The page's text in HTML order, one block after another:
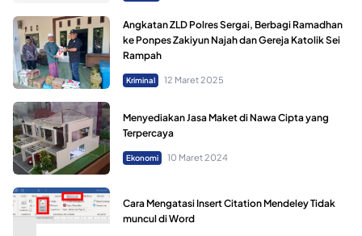
Angkatan ZLD Polres Sergai, Berbagi Ramadhan
ke Ponpes Zakiyun Najah dan Gereja Katolik Sei
Rampah
Kriminal 12 Maret 2025
Menyediakan Jasa Maket di Nawa Cipta yang
Terpercaya
Ekonomi 10 Maret 2024
Cara Mengatasi Insert Citation Mendeley Tidak
muncul di Word